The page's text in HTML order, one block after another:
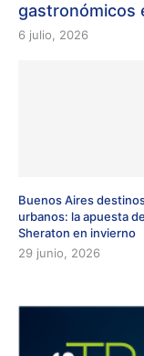
gastronómicos
6 julio, 2026
Buenos Aires
urbanos: la apuesta
Sheraton en invierno
29 junio, 2026